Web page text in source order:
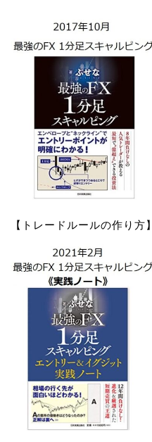
【トレードルールの作り方】